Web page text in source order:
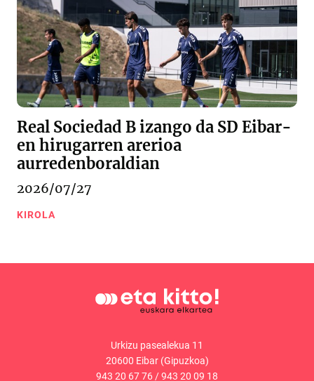
Real Sociedad B izango da SD Eibar-
en hirugarren arerioa
aurredenboraldian
2026/07/27
KIROLA
Urkizu pasealekua 11
20600 Eibar (Gipuzkoa)
943 20 67 76/943 20 09 18